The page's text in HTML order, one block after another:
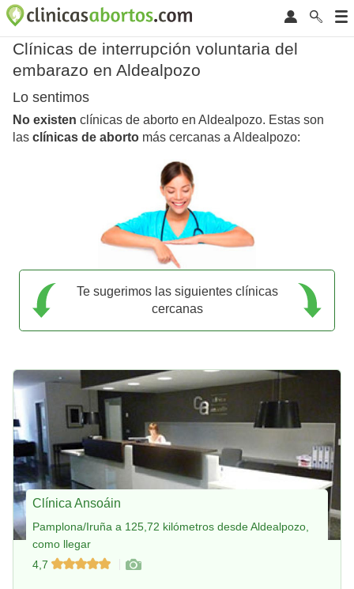
Clínicas de interrupción voluntaria del
embarazo en Aldealpozo
Lo sentimos
No existen clínicas de aborto en Aldealpozo. Estas son
las clínicas de aborto más cercanas a Aldealpozo:
Te sugerimos las siguientes clínicas
cercanas
Clínica Ansoáin
Pamplona/Iruña a 125,72 kilómetros desde Aldealpozo,
como llegar
4,7